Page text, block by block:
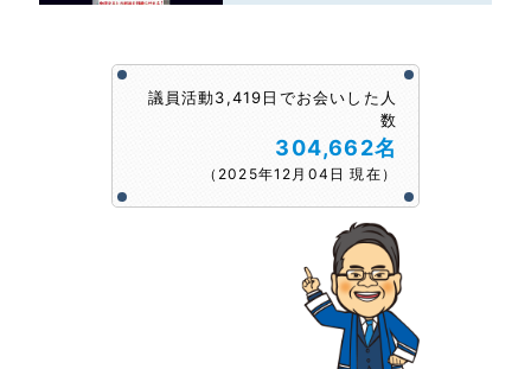
議員活動3,419日でお会いした人
数
304,662名
（2025年12月04日 現在）